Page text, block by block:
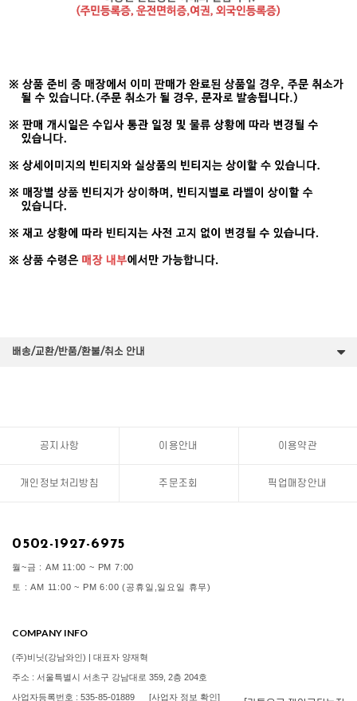
배송/교환/반품/환불/취소 안내
공지사항 이용안내 이용약관
개인정보처리방침 주문조회 픽업매장안내
0502-1927-6975
월~금 : AM 11:00 ~ PM 7:00
토 : AM 11:00 ~ PM 6:00 (공휴일,일요일 휴무)
COMPANY INFO
(주)비닛(강남와인) | 대표자 양재혁
주소 : 서울특별시 서초구 강남대로 359, 2층 204호
사업자등록번호 : 535-85-01889 [사업자 정보 확인]